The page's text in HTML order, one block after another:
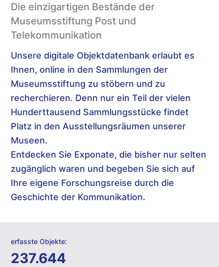
Die einzigartigen Bestände der
Museumsstiftung Post und
Telekommunikation
Unsere digitale Objektdatenbank erlaubt es
Ihnen, online in den Sammlungen der
Museumsstiftung zu stöbern und zu
recherchieren. Denn nur ein Teil der vielen
Hunderttausend Sammlungsstücke findet
Platz in den Ausstellungsräumen unserer
Museen.
Entdecken Sie Exponate, die bisher nur selten
zugänglich waren und begeben Sie sich auf
Ihre eigene Forschungsreise durch die
Geschichte der Kommunikation.
erfasste Objekte:
237.644